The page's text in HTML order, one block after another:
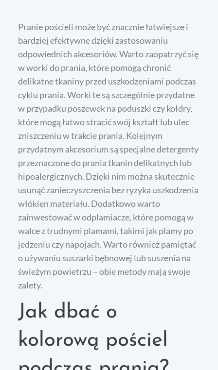
Pranie pościeli może być znacznie łatwiejsze i
bardziej efektywne dzięki zastosowaniu
odpowiednich akcesoriów. Warto zaopatrzyć się
w worki do prania, które pomogą chronić
delikatne tkaniny przed uszkodzeniami podczas
cyklu prania. Worki te są szczególnie przydatne
w przypadku poszewek na poduszki czy kołdry,
które mogą łatwo stracić swój kształt lub ulec
zniszczeniu w trakcie prania. Kolejnym
przydatnym akcesorium są specjalne detergenty
przeznaczone do prania tkanin delikatnych lub
hipoalergicznych. Dzięki nim można skutecznie
usunąć zanieczyszczenia bez ryzyka uszkodzenia
włókien materiału. Dodatkowo warto
zainwestować w odplamiacze, które pomogą w
walce z trudnymi plamami, takimi jak plamy po
jedzeniu czy napojach. Warto również pamiętać
o używaniu suszarki bębnowej lub suszenia na
świeżym powietrzu – obie metody mają swoje
zalety.
Jak dbać o
kolorową pościel